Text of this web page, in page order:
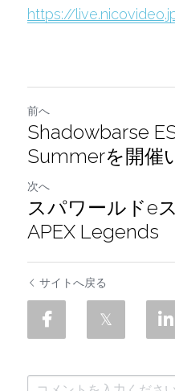
https://
前へ
Shadowbarse
Summerを開催
次へ
スパワールドe
APEX Legends
サイトへ戻る